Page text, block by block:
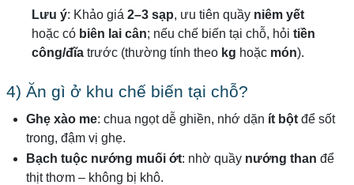
Lưu ý: Khảo giá 2–3 sạp, ưu tiên quầy niêm yết
hoặc có biên lai cân; nếu chế biến tại chỗ, hỏi tiền
công/đĩatrước (thường tính theo kg hoặc món).
4) Ăn gì ở khu chế biến tại chỗ?
Ghẹ xào me: chua ngọt dễ ghiền, nhớ dặn ít bộtđể sốt
trong, đậm vị ghẹ.
Bạch tuộc nướng muối ớt: nhờ quầy nướng than để
thịt thơm – không bị khô.